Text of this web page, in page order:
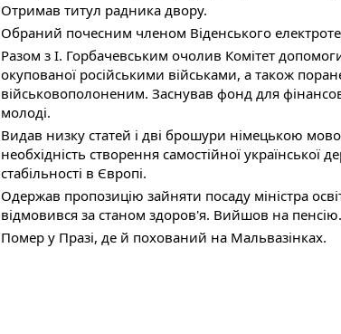
Отримав титул радника двору.
Обраний почесним членом Віденського
Разом з І. Горбачевським очолив Комітет
окупованої російськими військами, а також
військовополоненим. Заснував фонд для
молоді.
Видав низку статей і дві брошури німецькою
необхідність створення самостійної
стабільності в Європі.
Одержав пропозицію зайняти посаду міністра
відмовився за станом здоров'я. Вийшов на пенсію.
Помер у Празі, де й похований на Мальвазінках.